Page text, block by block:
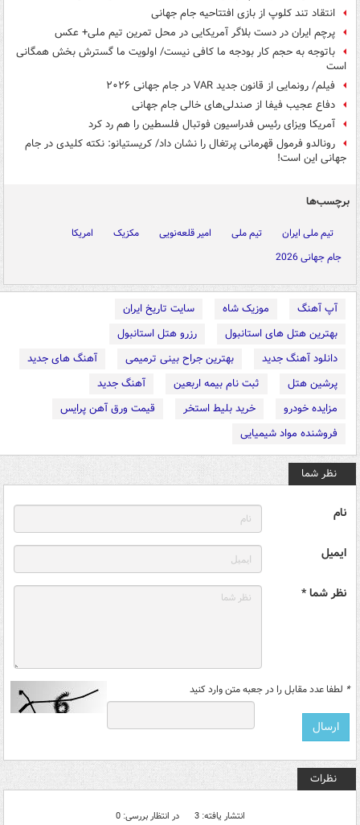
انتقاد تند کلوپ از بازی افتتاحیه جام جهانی
پرچم ایران در دست بلاگر آمریکایی در محل تمرین تیم ملی+ عکس
باتوجه به حجم کار بودجه ما کافی نیست/ اولویت ما گسترش بخش همگانی
است
فیلم/ رونمایی از قانون جدید VAR در جام جهانی ۲۰۲۶
دفاع عجیب فیفا از صندلی‌های خالی جام جهانی
آمریکا ویزای رئیس فدراسیون فوتبال فلسطین را هم رد کرد
رونالدو فرمول قهرمانی پرتغال را نشان داد/ کریستیانو: نکته کلیدی در جام
جهانی این است!
برچسب‌ها
تیم ملی ایران تیم ملی امیر قلعه‌نویی مکزیک
امریکا
جام جهانی 2026
آپ آهنگ موزیک شاه
سایت تاریخ ایران
بهترین هتل های استانبول
رزرو هتل استانبول
دانلود آهنگ جدید
بهترین جراح بینی ترمیمی
آهنگ های جدید
پرشین هتل
ثبت نام بیمه اربعین
آهنگ جدید
مزایده خودرو
خرید بلیط استخر
قیمت ورق آهن پرایس
فروشنده مواد شیمیایی
نظر شما
نام
ایمیل
نظر شما *
* لطفا عدد مقابل را در جعبه متن وارد کنید
نظرات
انتشار یافته: 3 در انتظار بررسی: 0